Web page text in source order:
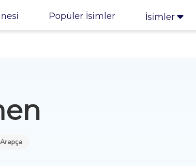
Popüler İsimler İsimler
Arapça